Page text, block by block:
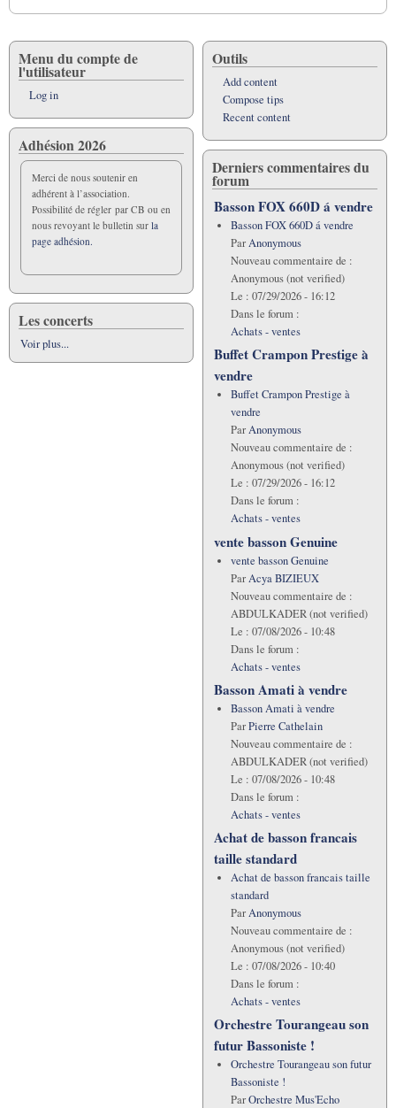
Menu du compte de
l'utilisateur
Log in
Adhésion 2026
Merci de nous soutenir en
adhérent à l’association.
Possibilité de régler par CB ou en
nous revoyant le bulletin sur la
page adhésion.
Les concerts
Voir plus...
Outils
Add content
Compose tips
Recent content
Derniers commentaires du
forum
Basson FOX 660D á vendre
Basson FOX 660D á vendre
ParAnonymous
Nouveau commentaire de :
Anonymous (not verified)
Le : 07/29/2026 - 16:12
Dans le forum :
Achats - ventes
Buffet Crampon Prestige à
vendre
Buffet Crampon Prestige à
vendre
ParAnonymous
Nouveau commentaire de :
Anonymous (not verified)
Le : 07/29/2026 - 16:12
Dans le forum :
Achats - ventes
vente basson Genuine
vente basson Genuine
ParAcya BIZIEUX
Nouveau commentaire de :
ABDULKADER (not verified)
Le : 07/08/2026 - 10:48
Dans le forum :
Achats - ventes
Basson Amati à vendre
Basson Amati à vendre
ParPierre Cathelain
Nouveau commentaire de :
ABDULKADER (not verified)
Le : 07/08/2026 - 10:48
Dans le forum :
Achats - ventes
Achat de basson francais
taille standard
Achat de basson francais taille
standard
ParAnonymous
Nouveau commentaire de :
Anonymous (not verified)
Le : 07/08/2026 - 10:40
Dans le forum :
Achats - ventes
Orchestre Tourangeau son
futur Bassoniste !
Orchestre Tourangeau son futur
Bassoniste !
ParOrchestre Mus'Echo